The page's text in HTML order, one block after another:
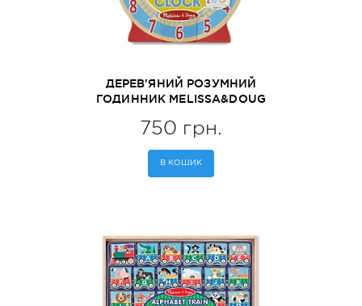
ДЕРЕВ'ЯНИЙ РОЗУМНИЙ
ГОДИННИК MELISSA&DOUG
750 грн.
В КОШИК